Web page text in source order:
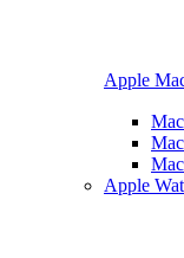
Apple
Apple